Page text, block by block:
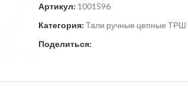
Артикул: 1001596
Категория: Тали ручные цепные ТРШ
Поделиться: